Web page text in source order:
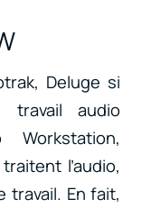
Deluge si
audio
l’audio,
En fait,